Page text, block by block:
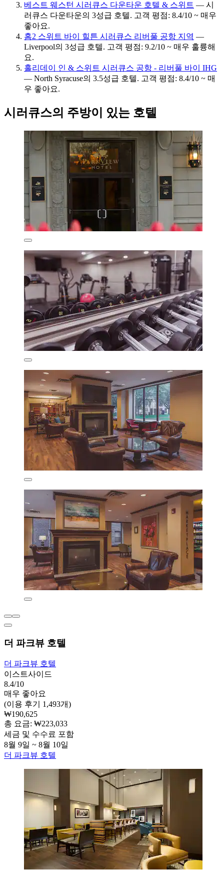
베스트 웨스턴 시러큐스 다운타운 호텔 & 스위트 — 시
러큐스 다운타운의 3성급 호텔. 고객 평점: 8.4/10 ~ 매우
좋아요.
홈2 스위트 바이 힐튼 시러큐스 리버풀 공항 지역 —
Liverpool의 3성급 호텔. 고객 평점: 9.2/10 ~ 매우 훌륭해
요.
홀리데이 인 & 스위트 시러큐스 공항 - 리버풀 바이 IHG
— North Syracuse의 3.5성급 호텔. 고객 평점: 8.4/10 ~ 매
우 좋아요.
시러큐스의 주방이 있는 호텔
더 파크뷰 호텔
더 파크뷰 호텔
이스트사이드
8.4/10
매우 좋아요
(이용 후기 1,493개)
₩190,625
총 요금: ₩223,033
세금 및 수수료 포함
8월 9일 ~ 8월 10일
더 파크뷰 호텔